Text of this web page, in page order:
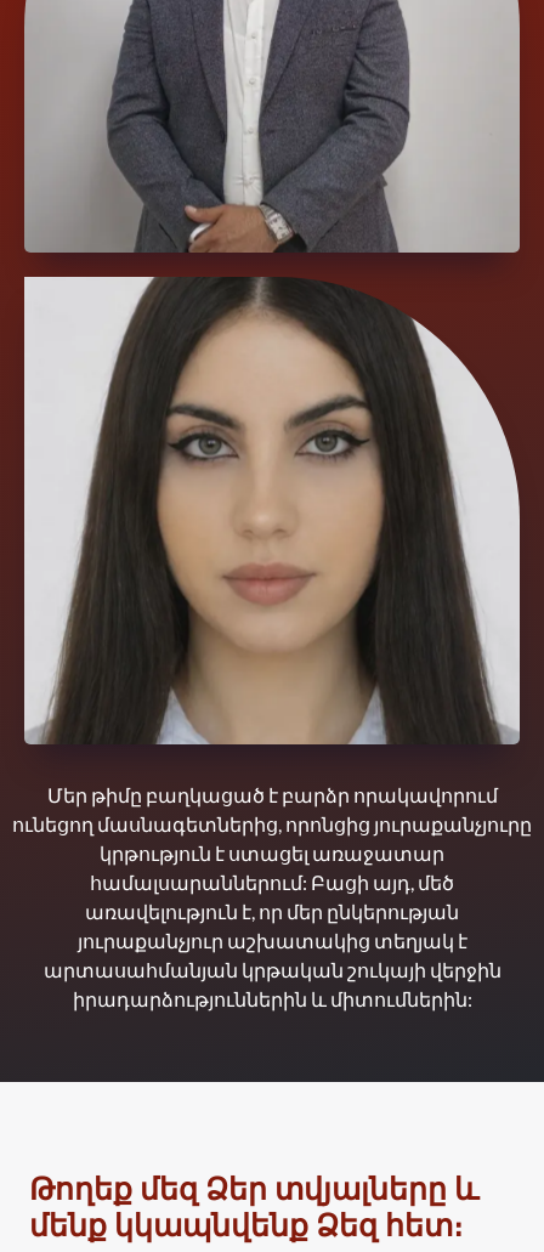
Մեր թիմը բաղկացած է բարձր որակավորում
ունեցող մասնագետներից, որոնցից յուրաքանչյուրը
կրթություն է ստացել առաջատար
համալսարաններում: Բացի այդ, մեծ
առավելություն է, որ մեր ընկերության
յուրաքանչյուր աշխատակից տեղյակ է
արտասահմանյան կրթական շուկայի վերջին
իրադարձություններին և միտումներին:
Թողեք մեզ Ձեր տվյալները և
մենք կկապնվենք Ձեզ հետ։